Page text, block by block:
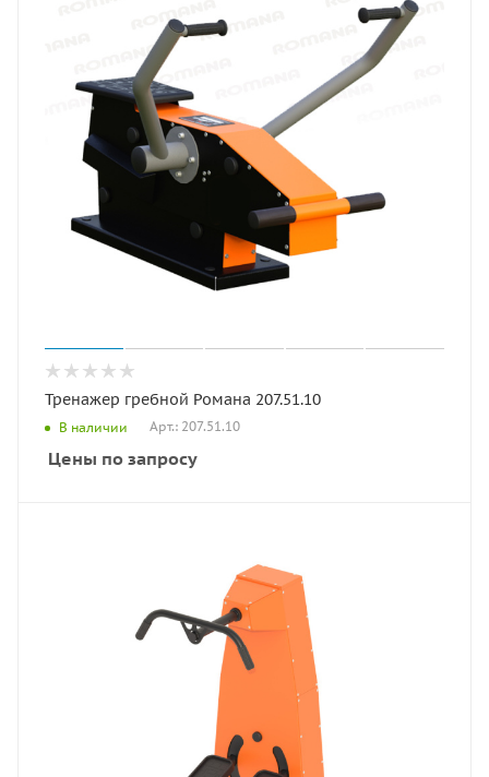
Тренажер гребной Романа 207.51.10
В наличии Арт.: 207.51.10
Цены по запросу